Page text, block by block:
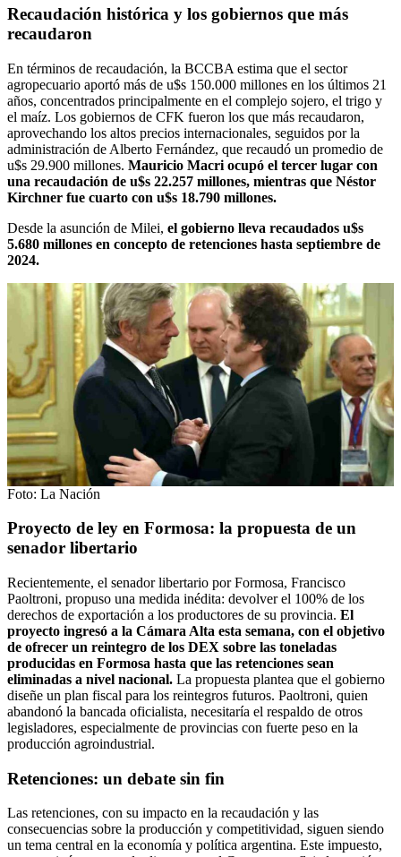
Recaudación histórica y los gobiernos que más
recaudaron
En términos de recaudación, la BCCBA estima que el sector
agropecuario aportó más de u$s 150.000 millones en los últimos 21
años, concentrados principalmente en el complejo sojero, el trigo y
el maíz. Los gobiernos de CFK fueron los que más recaudaron,
aprovechando los altos precios internacionales, seguidos por la
administración de Alberto Fernández, que recaudó un promedio de
u$s 29.900 millones. Mauricio Macri ocupó el tercer lugar con
una recaudación de u$s 22.257 millones, mientras que Néstor
Kirchner fue cuarto con u$s 18.790 millones.
Desde la asunción de Milei, el gobierno lleva recaudados u$s
5.680 millones en concepto de retenciones hasta septiembre de
2024.
Foto: La Nación
Proyecto de ley en Formosa: la propuesta de un
senador libertario
Recientemente, el senador libertario por Formosa, Francisco
Paoltroni, propuso una medida inédita: devolver el 100% de los
derechos de exportación a los productores de su provincia. El
proyecto ingresó a la Cámara Alta esta semana, con el objetivo
de ofrecer un reintegro de los DEX sobre las toneladas
producidas en Formosa hasta que las retenciones sean
eliminadas a nivel nacional. La propuesta plantea que el gobierno
diseñe un plan fiscal para los reintegros futuros. Paoltroni, quien
abandonó la bancada oficialista, necesitaría el respaldo de otros
legisladores, especialmente de provincias con fuerte peso en la
producción agroindustrial.
Retenciones: un debate sin fin
Las retenciones, con su impacto en la recaudación y las
consecuencias sobre la producción y competitividad, siguen siendo
un tema central en la economía y política argentina. Este impuesto,